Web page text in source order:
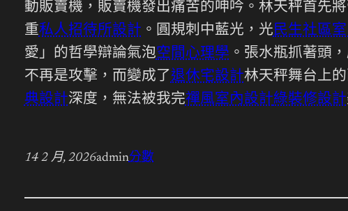
動販賣機，販賣機發出痛苦的呻吟。林天秤首先
重私人招待所設計 。圓規刺中藍光，光民生社區
愛」的哲學辯論氣泡空間心理學 。張水瓶抓著頭
不再是攻擊，而變成了 退休宅設計林天秤舞台上
典設計深度，無法被我完禪風室內設計綠裝修設計
14 2 月, 2026admin分數